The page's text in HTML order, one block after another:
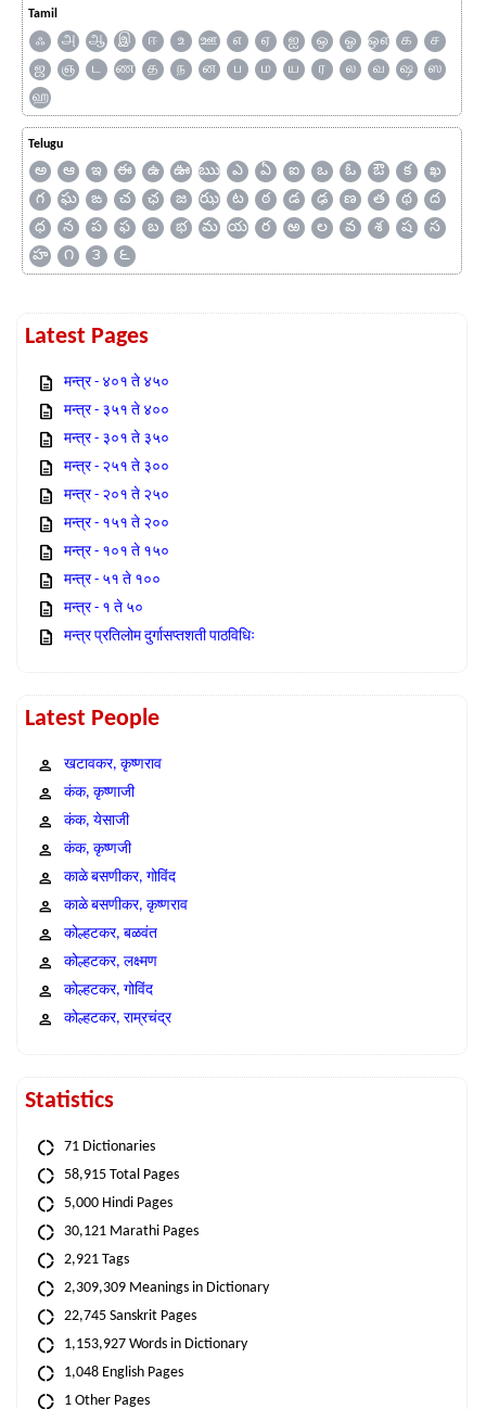
Tamil
ஃ அ ஆ இ ஈ உ ஊ எ ஏ ஐ ஒ ஓ ஔ க
ச
ஜ
ஞ ட ண த ந ன ப ம ய ர ல வ ஷ
ஸ
ஹ
Telugu
అ ఆ ఇ ఈ ఉ ఊ ఋ ఎ ఏ ఐ ఒ ఓ ఔ క
ఖ
గ
ఘ ఙ చ ఛ జ ఝ ట ఠ డ ఢ ణ త థ
ద
ధ
న ప ఫ బ భ మ య ర ఱ ల వ శ ష
స
హ
౧ ౩ ౬
Latest Pages
मन्त्र - ४०१ ते ४५०
मन्त्र - ३५१ ते ४००
मन्त्र - ३०१ ते ३५०
मन्त्र - २५१ ते ३००
मन्त्र - २०१ ते २५०
मन्त्र - १५१ ते २००
मन्त्र - १०१ ते १५०
मन्त्र - ५१ ते १००
मन्त्र - १ ते ५०
मन्त्र प्रतिलोम दुर्गासप्तशती पाठविधिः
Latest People
खटावकर, कृष्णराव
कंक, कृष्णाजी
कंक, येसाजी
कंक, कृष्णजी
काळे बसणीकर, गोविंद
काळे बसणीकर, कृष्णराव
कोल्हटकर, बळवंत
कोल्हटकर, लक्ष्मण
कोल्हटकर, गोविंद
कोल्हटकर, राम्रचंद्र
Statistics
71 Dictionaries
58,915 Total Pages
5,000 Hindi Pages
30,121 Marathi Pages
2,921 Tags
2,309,309 Meanings in Dictionary
22,745 Sanskrit Pages
1,153,927 Words in Dictionary
1,048 English Pages
1 Other Pages